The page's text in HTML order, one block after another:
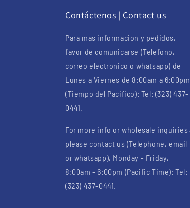
Contáctenos | Contact us
Para mas informacion y pedidos,
favor de comunicarse (Telefono,
correo electronico o whatsapp) de
Lunes a Viernes de 8:00am a 6:00pm
(Tiempo del Pacifico): Tel: (323) 437-
0441.
For more info or wholesale inquiries,
please contact us (Telephone, email
or whatsapp), Monday - Friday,
8:00am - 6:00pm (Pacific Time): Tel:
(323) 437-0441.